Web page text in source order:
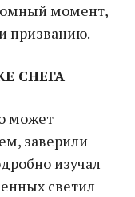
момент,
призванию.
СНЕГА
может
заверили
изучал
светил